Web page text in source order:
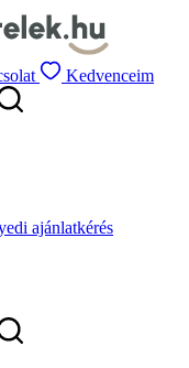
Kedvenceim
ajánlatkérés